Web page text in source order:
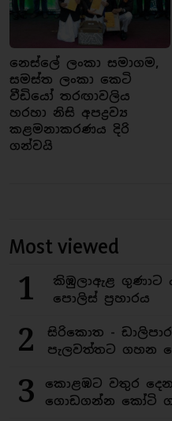
නෙස්ලේ ලංකා සමාගම,
සමස්ත ලංකා කෙටි
වීඩියෝ තරඟාවලිය
හරහා නිසි අපද්‍රව්‍ය
කළමනාකරණය දිරි
ගන්වයි
Most viewed
1
කිඹුලාඇළ ගුණාට
පොලිස් ප්‍රහාරය
2
සිරිකොත -
පැලවත්තට ගහන
3
කොළඹට වතුර
ගොඩගන්න කෝටි